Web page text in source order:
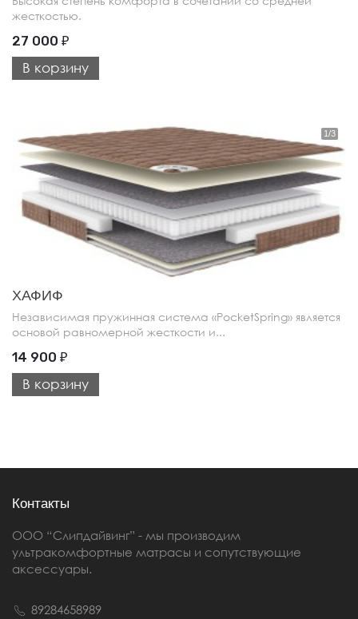
жесткостью.
27 000 ₽
В корзину
ХАФИФ
Независимая пружинная система «PocketSpring» является
основой равномерной жесткости и...
14 900 ₽
В корзину
Контакты
ООО “Слипдайвинг” - мы производим
ультракомфортные матрасы и сопутствующие
аксессуары.
89284658989